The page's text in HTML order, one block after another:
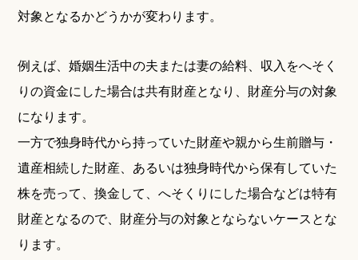
対象となるかどうかが変わります。
例えば、婚姻生活中の夫または妻の給料、収入をへそく
りの資金にした場合は共有財産となり、財産分与の対象
になります。
一方で独身時代から持っていた財産や親から生前贈与・
遺産相続した財産、あるいは独身時代から保有していた
株を売って、換金して、へそくりにした場合などは特有
財産となるので、財産分与の対象とならないケースとな
ります。